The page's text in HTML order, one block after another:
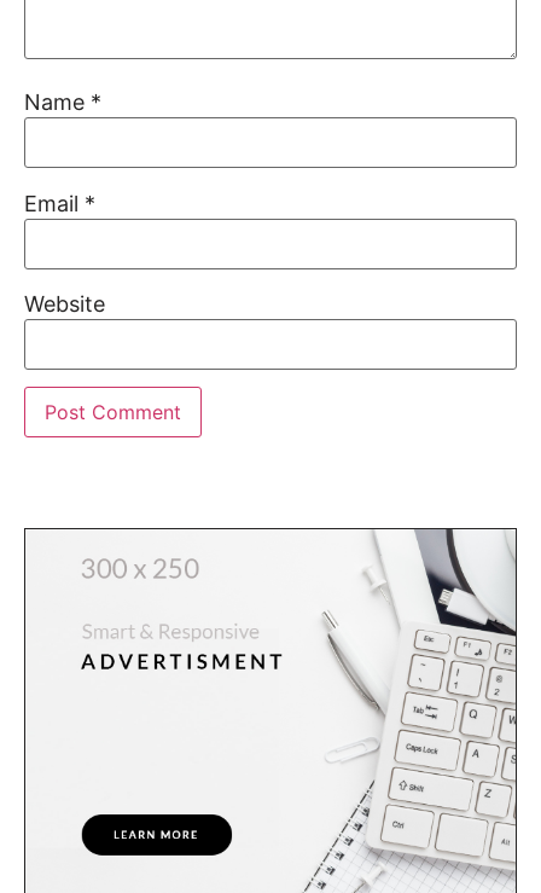
Name *
Email *
Website